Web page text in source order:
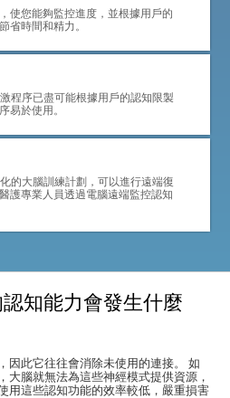
使您能夠監控進度，並根據用戶的
省時間和精力。
程序已盡可能根據用戶的認知限製
易於使用。
的大腦訓練計劃，可以進行遠端復
護專業人員透過電腦遠端監控認知
知能力會發生什麼
因此它往往會消除未使用的連接。 如
大腦就無法為這些神經模式提供資源，
用這些認知功能的效率較低，嚴重損害